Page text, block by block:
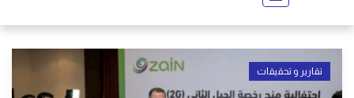
تقارير و تحقيقات